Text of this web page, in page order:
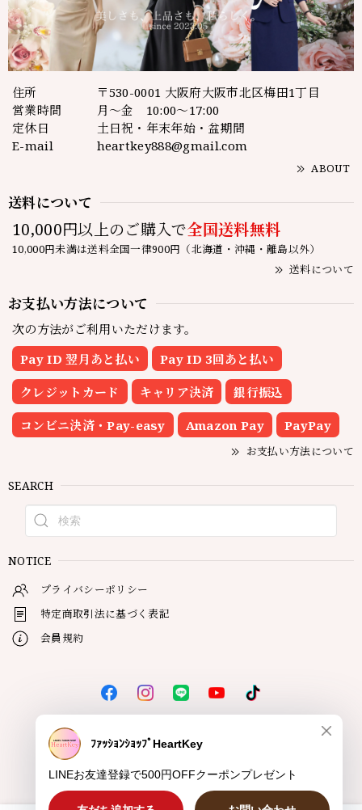
住所
〒530-0001 大阪府大阪市北区梅田1丁目
営業時間
月～金 10:00～17:00
定休日
土日祝・年末年始・盆期間
E-mail
heartkey888@gmail.com
ABOUT
送料について
10,000円以上のご購入で全国送料無料
10,000円未満は送料全国一律900円（北海道・沖縄・離島以外）
送料について
お支払い方法について
次の方法がご利用いただけます。
Pay ID 翌月あと払い
Pay ID 3回あと払い
クレジットカード キャリア決済 銀行振込
コンビニ決済・Pay-easy Amazon Pay PayPay
お支払い方法について
SEARCH
NOTICE
プライバシーポリシー
特定商取引法に基づく表記
会員規約
© HeartKey